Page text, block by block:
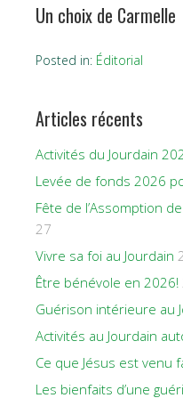
Un choix de Carmelle
Posted in: Éditorial
Articles récents
Activités du Jourdain
Levée de fonds 2026
Fête de l’Assomption
27
Vivre sa foi au Jourdain
Être bénévole en 2026!
Guérison intérieure au
Activités au Jourdain
Ce que Jésus est venu
Les bienfaits d’une